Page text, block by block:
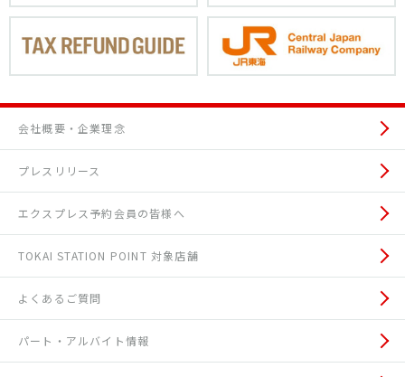
会社概要・企業理念
プレスリリース
エクスプレス予約会員の皆様へ
TOKAI STATION POINT 対象店舗
よくあるご質問
パート・アルバイト情報